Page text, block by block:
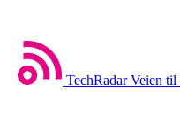
TechRadar Veien til